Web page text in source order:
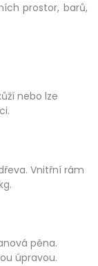
prostor, barů,
nebo lze
Vnitřní rám
pěna.
úpravou.